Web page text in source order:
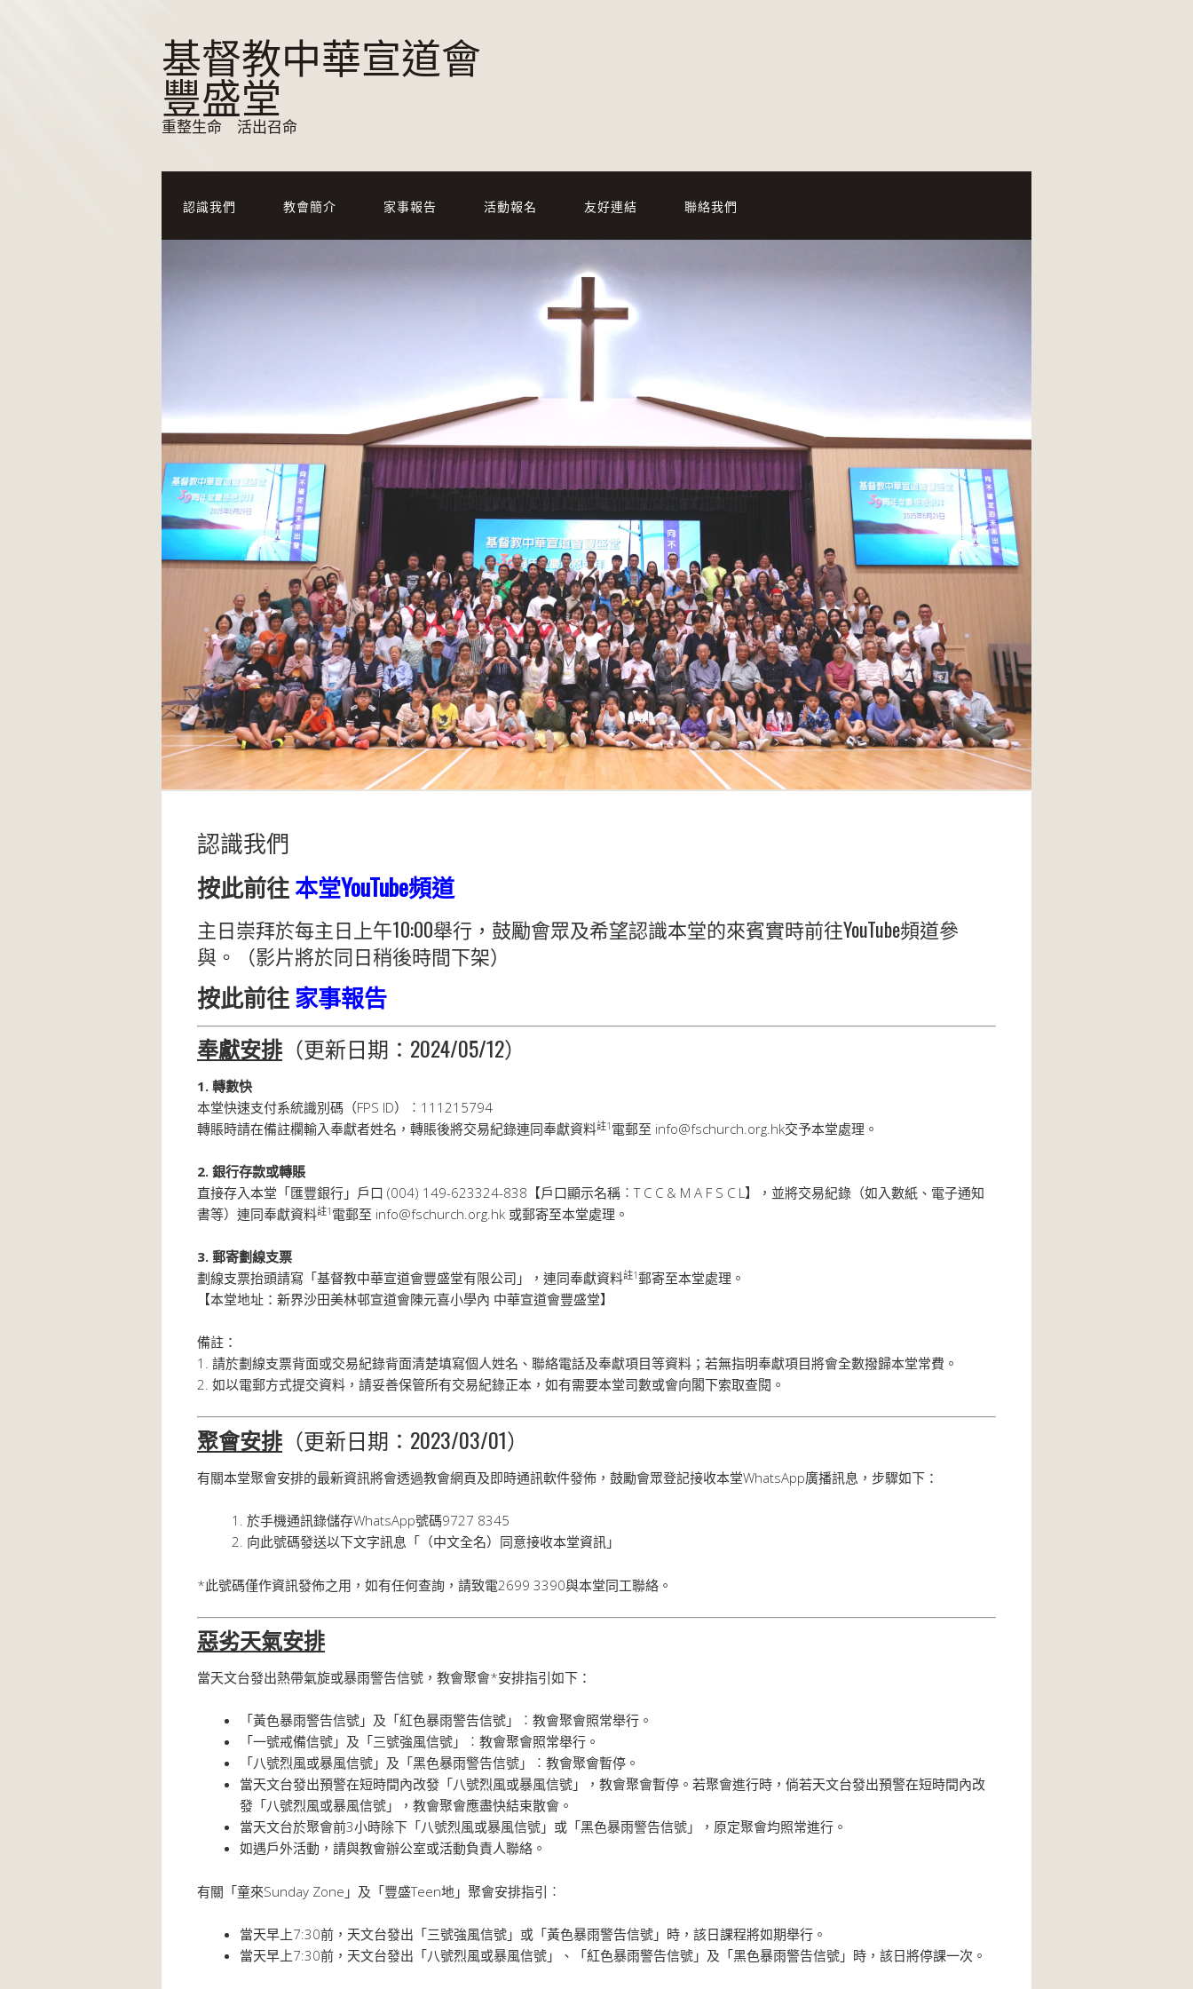
基督教中華宣道會
豐盛堂
重整生命 活出召命
認識我們 教會簡介 家事報告 活動報名 友好連結 聯絡我們
認識我們
按此前往本堂YouTube頻道
主日崇拜於每主日上午10:00舉行，鼓勵會眾及希望認識本堂的來賓實時前往YouTube頻道參
與。（影片將於同日稍後時間下架）
按此前往家事報告
奉獻安排 （更新日期：2024/05/12）
1. 轉數快
本堂快速支付系統識別碼（FPS ID）︰111215794
轉賬時請在備註欄輸入奉獻者姓名，轉賬後將交易紀錄連同奉獻資料註1 電郵至 info@fschurch.org.hk交予本堂處理。
2. 銀行存款或轉賬
直接存入本堂「匯豐銀行」戶口 (004) 149-623324-838【戶口顯示名稱︰T C C & M A F S C L】，並將交易紀錄（如入數紙、電子通知
書等）連同奉獻資料註1 電郵至 info@fschurch.org.hk 或郵寄至本堂處理。
3. 郵寄劃線支票
劃線支票抬頭請寫「基督教中華宣道會豐盛堂有限公司」，連同奉獻資料註1郵寄至本堂處理。
【本堂地址：新界沙田美林邨宣道會陳元喜小學內 中華宣道會豐盛堂】
備註：
1. 請於劃線支票背面或交易紀錄背面清楚填寫個人姓名、聯絡電話及奉獻項目等資料；若無指明奉獻項目將會全數撥歸本堂常費。
2. 如以電郵方式提交資料，請妥善保管所有交易紀錄正本，如有需要本堂司數或會向閣下索取查閱。
聚會安排 （更新日期：2023/03/01）
有關本堂聚會安排的最新資訊將會透過教會網頁及即時通訊軟件發佈，鼓勵會眾登記接收本堂WhatsApp廣播訊息，步驟如下：
於手機通訊錄儲存WhatsApp號碼9727 8345
向此號碼發送以下文字訊息「（中文全名）同意接收本堂資訊」
*此號碼僅作資訊發佈之用，如有任何查詢，請致電2699 3390與本堂同工聯絡。
惡劣天氣安排
當天文台發出熱帶氣旋或暴雨警告信號，教會聚會*安排指引如下：
「黃色暴雨警告信號」及「紅色暴雨警告信號」︰教會聚會照常舉行。
「一號戒備信號」及「三號強風信號」︰教會聚會照常舉行。
「八號烈風或暴風信號」及「黑色暴雨警告信號」︰教會聚會暫停。
當天文台發出預警在短時間內改發「八號烈風或暴風信號」，教會聚會暫停。若聚會進行時，倘若天文台發出預警在短時間內改
發「八號烈風或暴風信號」，教會聚會應盡快結束散會。
當天文台於聚會前3小時除下「八號烈風或暴風信號」或「黑色暴雨警告信號」，原定聚會均照常進行。
如遇戶外活動，請與教會辦公室或活動負責人聯絡。
有關「童來Sunday Zone」及「豐盛Teen地」聚會安排指引︰
當天早上7:30前，天文台發出「三號強風信號」或「黃色暴雨警告信號」時，該日課程將如期舉行。
當天早上7:30前，天文台發出「八號烈風或暴風信號」、「紅色暴雨警告信號」及「黑色暴雨警告信號」時，該日將停課一次。